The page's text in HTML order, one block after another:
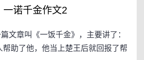
一诺千金作文2
章叫《一饭千金》，主要讲了：
帮助了他，他当上楚王后就回报了帮